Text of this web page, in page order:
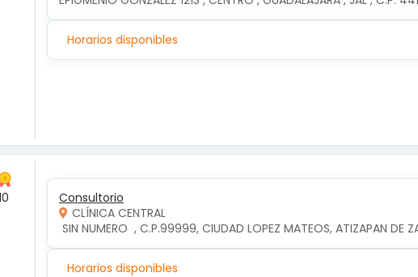
Horarios disponibles
Consultorio
CLÍNICA CENTRAL
SIN NUMERO  , C.P.99999, CIUDAD LOPEZ MATEOS, ATIZAPAN DE
Horarios disponibles